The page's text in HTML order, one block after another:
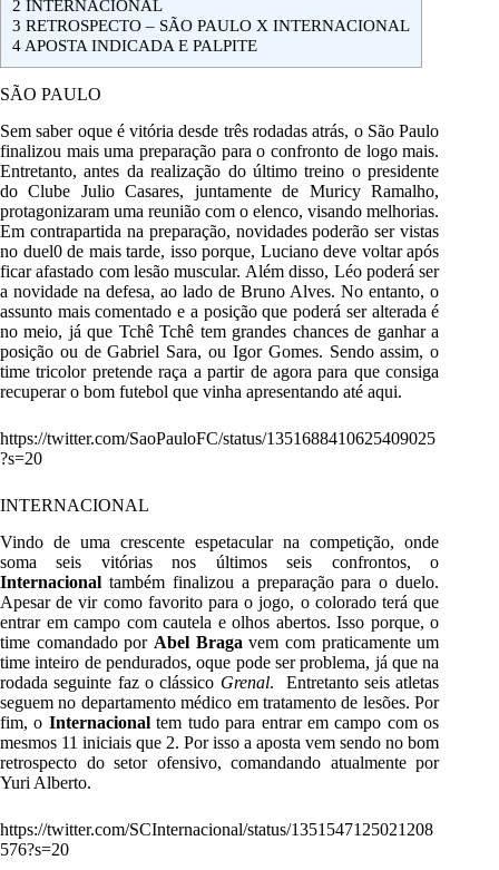
2 INTERNACIONAL
3 RETROSPECTO – SÃO PAULO X INTERNACIONAL
4 APOSTA INDICADA E PALPITE
SÃO PAULO
Sem saber oque é vitória desde três rodadas atrás, o São Paulo
finalizou mais uma preparação para o confronto de logo mais.
Entretanto, antes da realização do último treino o presidente
do Clube Julio Casares, juntamente de Muricy Ramalho,
protagonizaram uma reunião com o elenco, visando melhorias.
Em contrapartida na preparação, novidades poderão ser vistas
no duel0 de mais tarde, isso porque, Luciano deve voltar após
ficar afastado com lesão muscular. Além disso, Léo poderá ser
a novidade na defesa, ao lado de Bruno Alves. No entanto, o
assunto mais comentado e a posição que poderá ser alterada é
no meio, já que Tchê Tchê tem grandes chances de ganhar a
posição ou de Gabriel Sara, ou Igor Gomes. Sendo assim, o
time tricolor pretende raça a partir de agora para que consiga
recuperar o bom futebol que vinha apresentando até aqui.
https://twitter.com/SaoPauloFC/status/1351688410625409025
?s=20
INTERNACIONAL
Vindo de uma crescente espetacular na competição, onde
soma seis vitórias nos últimos seis confrontos, o
Internacional também finalizou a preparação para o duelo.
Apesar de vir como favorito para o jogo, o colorado terá que
entrar em campo com cautela e olhos abertos. Isso porque, o
time comandado por Abel Braga vem com praticamente um
time inteiro de pendurados, oque pode ser problema, já que na
rodada seguinte faz o clássico Grenal. Entretanto seis atletas
seguem no departamento médico em tratamento de lesões. Por
fim, o Internacionaltem tudo para entrar em campo com os
mesmos 11 iniciais que 2. Por isso a aposta vem sendo no bom
retrospecto do setor ofensivo, comandando atualmente por
Yuri Alberto.
https://twitter.com/SCInternacional/status/1351547125021208
576?s=20